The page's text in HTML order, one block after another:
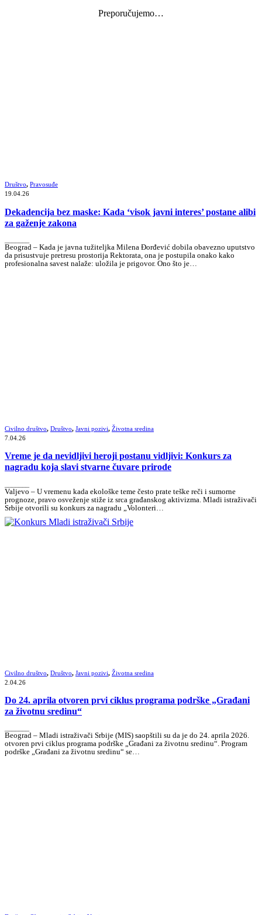
Preporučujemo…
Društvo, Pravosuđe
19.04.26
Dekadencija bez maske: Kada ‘visok javni interes’ postane alibi
za gaženje zakona
Beograd – Kada je javna tužiteljka Milena Đorđević dobila obavezno uputstvo
da prisustvuje pretresu prostorija Rektorata, ona je postupila onako kako
profesionalna savest nalaže: uložila je prigovor. Ono što je…
Civilno društvo, Društvo, Javni pozivi, Životna sredina
7.04.26
Vreme je da nevidljivi heroji postanu vidljivi: Konkurs za
nagradu koja slavi stvarne čuvare prirode
Valjevo – U vremenu kada ekološke teme često prate teške reči i sumorne
prognoze, pravo osveženje stiže iz srca građanskog aktivizma. Mladi istraživači
Srbije otvorili su konkurs za nagradu „Volonteri…
Civilno društvo, Društvo, Javni pozivi, Životna sredina
2.04.26
Do 24. aprila otvoren prvi ciklus programa podrške „Građani
za životnu sredinu“
Beograd – Mladi istraživači Srbije (MIS) saopštili su da je do 24. aprila 2026.
otvoren prvi ciklus programa podrške „Građani za životnu sredinu“. Program
podrške „Građani za životnu sredinu“ se…